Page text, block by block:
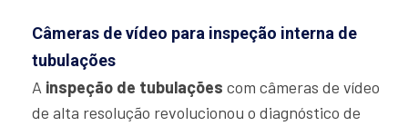
Câmeras de vídeo para inspeção interna de
tubulações
A inspeção de tubulações com câmeras de vídeo
de alta resolução revolucionou o diagnóstico de